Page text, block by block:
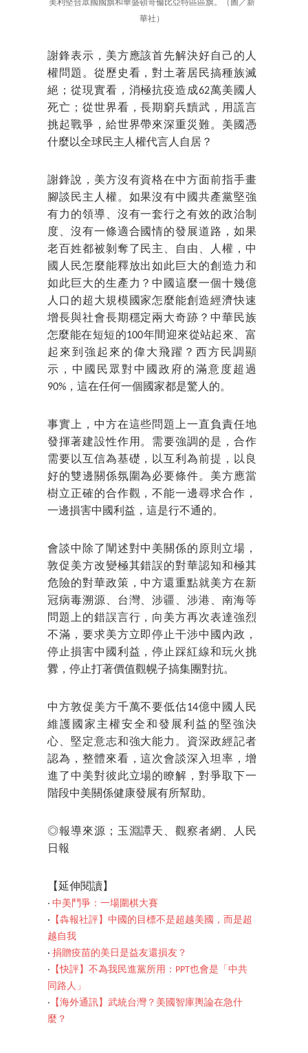
美利堅合眾國國旗和華盛頓哥倫比亞特區區旗。（圖／新
華社）
謝鋒表示，美方應該首先解決好自己的人
權問題。從歷史看，對土著居民搞種族滅
絕；從現實看，消極抗疫造成62萬美國人
死亡；從世界看，長期窮兵黷武，用謊言
挑起戰爭，給世界帶來深重災難。美國憑
什麼以全球民主人權代言人自居？
謝鋒說，美方沒有資格在中方面前指手畫
腳談民主人權。如果沒有中國共產黨堅強
有力的領導、沒有一套行之有效的政治制
度、沒有一條適合國情的發展道路，如果
老百姓都被剝奪了民主、自由、人權，中
國人民怎麼能釋放出如此巨大的創造力和
如此巨大的生產力？中國這麼一個十幾億
人口的超大規模國家怎麼能創造經濟快速
增長與社會長期穩定兩大奇跡？中華民族
怎麼能在短短的100年間迎來從站起來、富
起來到強起來的偉大飛躍？西方民調顯
示，中國民眾對中國政府的滿意度超過
90%，這在任何一個國家都是驚人的。
事實上，中方在這些問題上一直負責任地
發揮著建設性作用。需要強調的是，合作
需要以互信為基礎，以互利為前提，以良
好的雙邊關係氛圍為必要條件。美方應當
樹立正確的合作觀，不能一邊尋求合作，
一邊損害中國利益，這是行不通的。
會談中除了闡述對中美關係的原則立場，
敦促美方改變極其錯誤的對華認知和極其
危險的對華政策，中方還重點就美方在新
冠病毒溯源、台灣、涉疆、涉港、南海等
問題上的錯誤言行，向美方再次表達強烈
不滿，要求美方立即停止干涉中國內政，
停止損害中國利益，停止踩紅線和玩火挑
釁，停止打著價值觀幌子搞集團對抗。
中方敦促美方千萬不要低估14億中國人民
維護國家主權安全和發展利益的堅強決
心、堅定意志和強大能力。資深政經記者
認為，整體來看，這次會談深入坦率，增
進了中美對彼此立場的瞭解，對爭取下一
階段中美關係健康發展有所幫助。
◎報導來源；玉淵譚天、觀察者網、人民
日報
【延伸閱讀】
‧ 中美鬥爭：一場圍棋大賽
‧ 【犇報社評】中國的目標不是超越美國，而是超
越自我
‧ 捐贈疫苗的美日是益友還損友？
‧ 【快評】不為我民進黨所用：PPT也會是「中共
同路人」
‧ 【海外通訊】武統台灣？美國智庫輿論在急什
麼？